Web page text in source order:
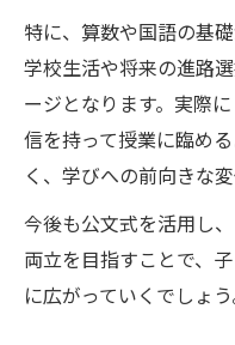
特に、算数や国語の基
学校生活や将来の進路
ージとなります。実際
信を持って授業に臨め
く、学びへの前向きな
今後も公文式を活用し
両立を目指すことで、
に広がっていくでしょう